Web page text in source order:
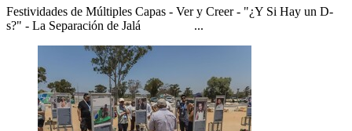
Festividades de Múltiples Capas - Ver y Creer - "¿Y Si Hay un D-
s?" - La Separación de Jalá ...